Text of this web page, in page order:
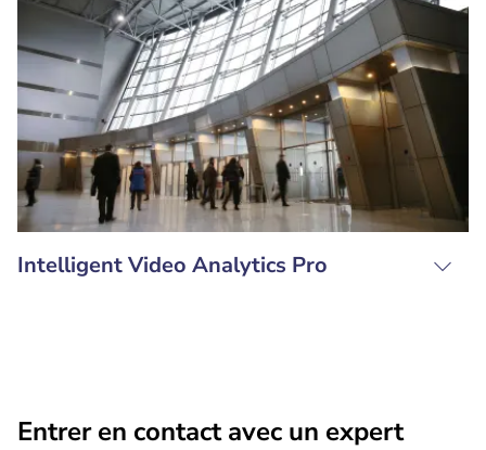
Intelligent Video Analytics Pro
Entrer en contact avec un expert